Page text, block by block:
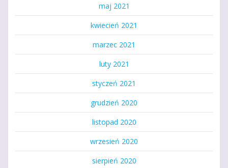
maj 2021
kwiecień 2021
marzec 2021
luty 2021
styczeń 2021
grudzień 2020
listopad 2020
wrzesień 2020
sierpień 2020